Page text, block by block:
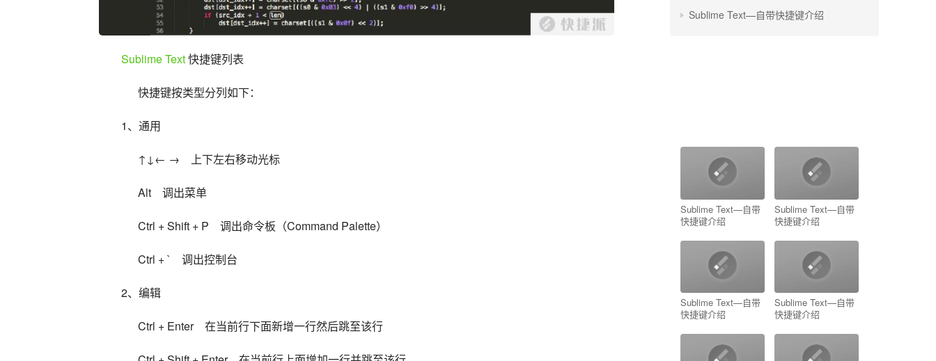
Sublime Text 快捷键列表
      快捷键按类型分列如下：
1、通用
      ↑↓← →    上下左右移动光标
      Alt    调出菜单
      Ctrl + Shift + P    调出命令板（Command Palette）
      Ctrl + `    调出控制台
2、编辑
      Ctrl + Enter    在当前行下面新增一行然后跳至该行
Sublime Text—自带快捷键介绍
Sublime Text—自带
快捷键介绍
Sublime Text—自带
快捷键介绍
Sublime Text—自带
快捷键介绍
Sublime Text—自带
快捷键介绍